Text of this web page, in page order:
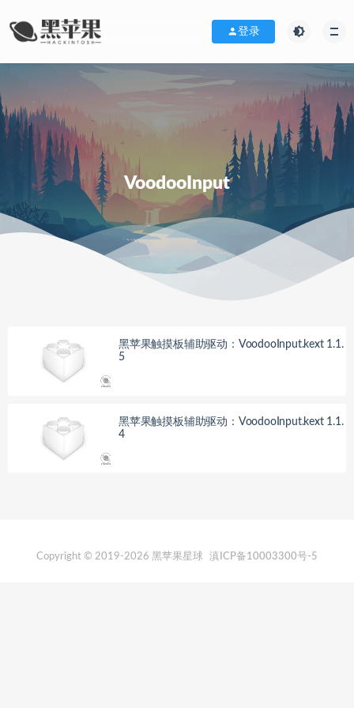
登录
VoodooInput
黑苹果触摸板辅助驱动：VoodooInput.kext 1.1.
5
黑苹果触摸板辅助驱动：VoodooInput.kext 1.1.
4
Copyright © 2019-2026 黑苹果星球 滇ICP备10003300号-5